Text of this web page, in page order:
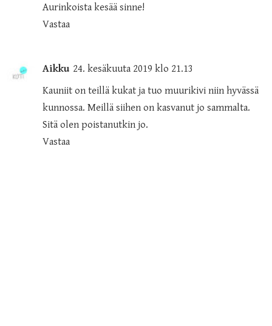
Aurinkoista kesää sinne!
Vastaa
Aikku 24. kesäkuuta 2019 klo 21.13
Kauniit on teillä kukat ja tuo muurikivi niin hyvässä
kunnossa. Meillä siihen on kasvanut jo sammalta.
Sitä olen poistanutkin jo.
Vastaa